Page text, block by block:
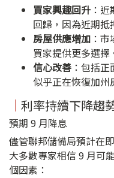
買家興趣回升：近
回歸，因為近期抵
房屋供應增加 ：
買家提供更多選擇
信心改善 ：包括
似乎正在恢復加州
｜ 利率持續下降趨
預期 9 月降息
儘管聯邦儲備局預計在
大多數專家相信 9 月可
個因素：